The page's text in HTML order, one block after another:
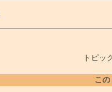
トピッ
こ